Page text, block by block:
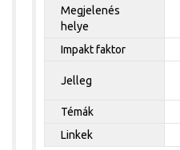
Megjelenés
helye
Impakt faktor
Jelleg
Témák
Linkek